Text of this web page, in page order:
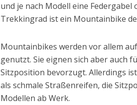
und je nach Modell eine
Trekkingrad ist ein Mountainbike
Mountainbikes werden vor allem
genutzt. Sie eignen sich aber auch
Sitzposition bevorzugt. Allerdings
als schmale Straßenreifen, die
Modellen ab Werk.